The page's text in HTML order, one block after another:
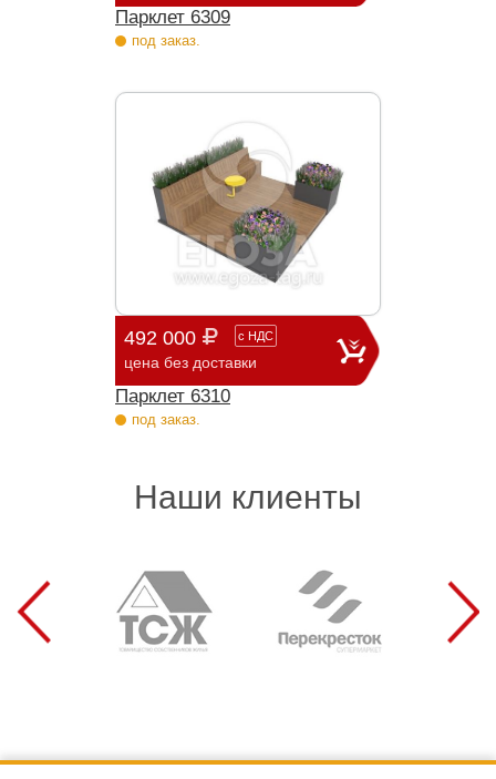
Парклет 6309
под заказ.
492 000 с НДС
цена без доставки
Парклет 6310
под заказ.
Наши клиенты